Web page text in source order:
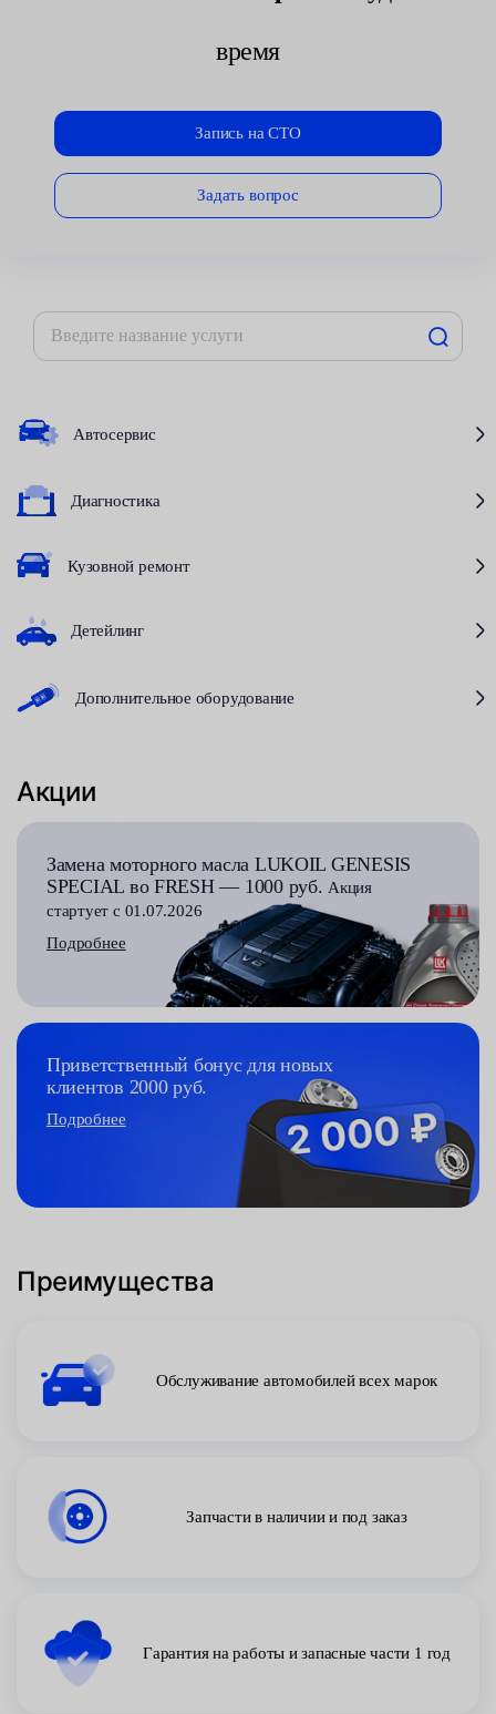
время
Запись на СТО
Задать вопрос
Автосервис
Диагностика
Кузовной ремонт
Детейлинг
Дополнительное оборудование
Акции
Замена моторного масла LUKOIL GENESIS
SPECIAL во FRESH — 1000 руб. Акция
стартует с 01.07.2026
Подробнее
Приветственный бонус для новых
клиентов 2000 руб.
Подробнее
Преимущества
Обслуживание автомобилей всех марок
Запчасти в наличии и под заказ
Гарантия на работы и запасные части 1 год